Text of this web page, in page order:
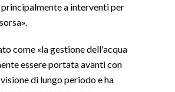
a interventi per
come «la gestione dell'acqua
essere portata avanti con
di lungo periodo e ha